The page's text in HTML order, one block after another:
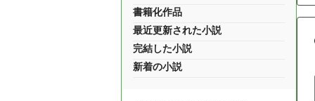
書籍化作品
最近更新された小説
完結した小説
新着の小説